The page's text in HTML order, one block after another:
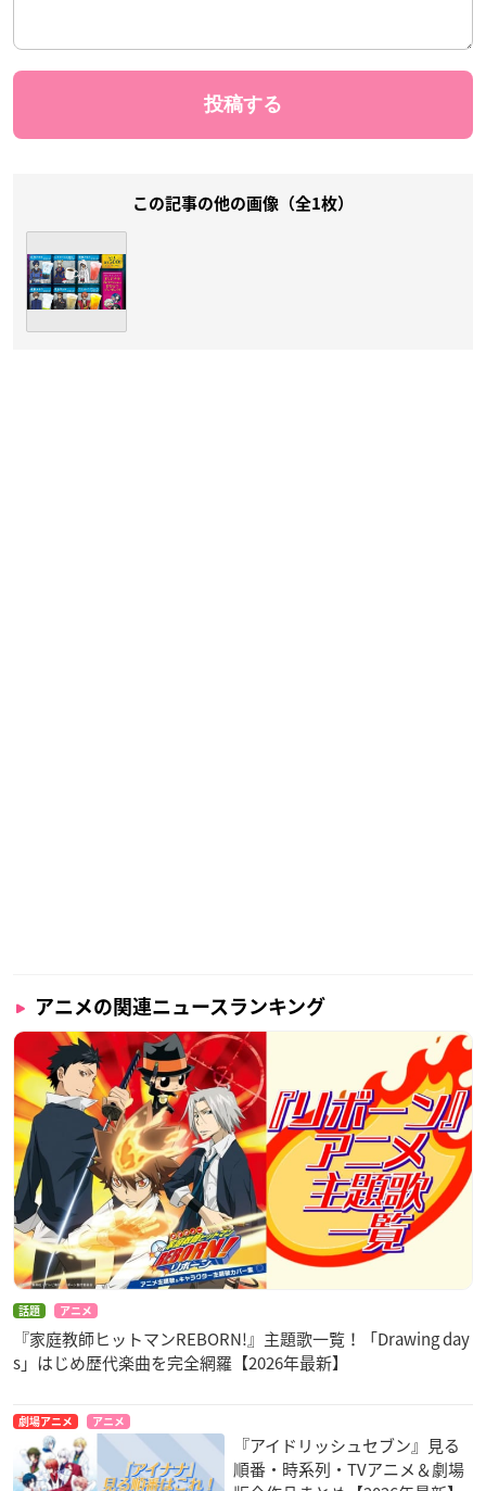
この記事の他の画像（全1枚）
アニメの関連ニュースランキング
話題 アニメ
『家庭教師ヒットマンREBORN!』主題歌一覧！「Drawing day
s」はじめ歴代楽曲を完全網羅【2026年最新】
劇場アニメ アニメ
『アイドリッシュセブン』見る
順番・時系列・TVアニメ＆劇場